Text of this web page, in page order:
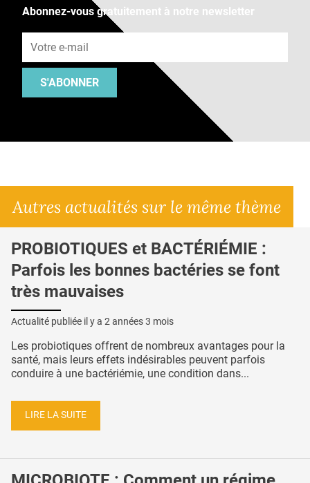
Abonnez-vous gratuitement à notre newsletter
S'ABONNER
Autres actualités sur le même thème
PROBIOTIQUES et BACTÉRIÉMIE :
Parfois les bonnes bactéries se font
très mauvaises
Actualité publiée il y a 2 années 3 mois
Les probiotiques offrent de nombreux avantages pour la
santé, mais leurs effets indésirables peuvent parfois
conduire à une bactériémie, une condition dans...
LIRE LA SUITE